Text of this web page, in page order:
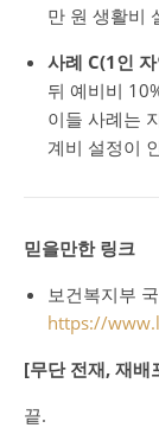
만 원 생활비
사례 C(1인
뒤 예비비
이들 사례는
계비 설정이
믿을만한 링크
보건복지부
https://
[무단 전재, 재배
끝.